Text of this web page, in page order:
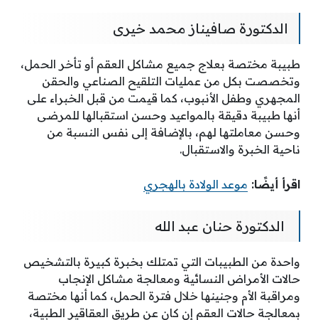
الدكتورة صافيناز محمد خيرى
طبيبة مختصة بعلاج جميع مشاكل العقم أو تأخر الحمل،
وتخصصت بكل من عمليات التلقيح الصناعي والحقن
المجهري وطفل الأنبوب، كما قيمت من قبل الخبراء على
أنها طبيبة دقيقة بالمواعيد وحسن استقبالها للمرضى
وحسن معاملتها لهم، بالإضافة إلى نفس النسبة من
ناحية الخبرة والاستقبال.
اقرأ أيضًا: موعد الولادة بالهجري
الدكتورة حنان عبد الله
واحدة من الطبيبات التي تمتلك بخبرة كبيرة بالتشخيص
حالات الأمراض النسائية ومعالجة مشاكل الإنجاب
ومراقبة الأم وجنينها خلال فترة الحمل، كما أنها مختصة
بمعالجة حالات العقم إن كان عن طريق العقاقير الطبية،